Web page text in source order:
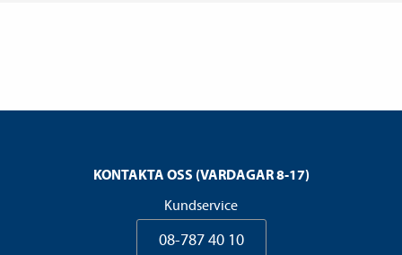
KONTAKTA OSS (VARDAGAR 8-17)
Kundservice
08-787 40 10